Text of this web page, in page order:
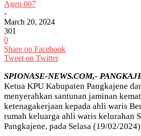
Agen 007
-
March 20, 2024
301
0
Share on Facebook
Tweet on Twitter
SPIONASE-NEWS.COM,-
Ketua KPU Kabupaten Pangkajene
menyerahkan santunan jaminan
ketenagakerjaan kepada ahli waris
rumah keluarga ahli waris kelurahan
Pangkajene, pada Selasa (19/02/